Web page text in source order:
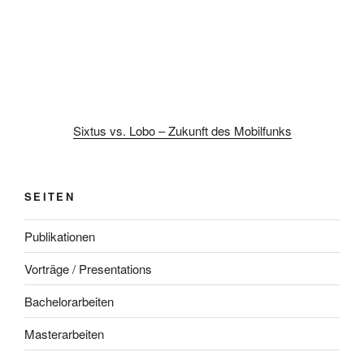
Sixtus vs. Lobo – Zukunft des Mobilfunks
SEITEN
Publikationen
Vorträge / Presentations
Bachelorarbeiten
Masterarbeiten